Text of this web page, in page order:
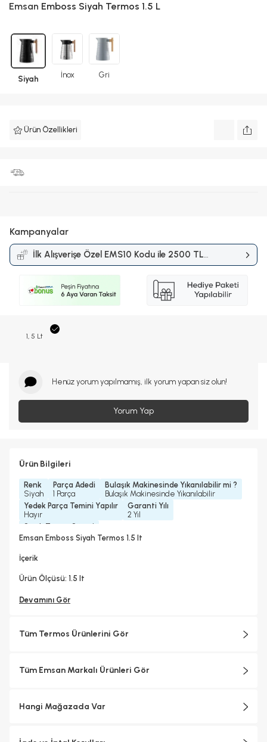
Emsan Emboss Siyah Termos 1.5 L
Siyah İnox Gri
Ürün Özellikleri
Kampanyalar
İlk Alışverişe Özel EMS10 Kodu ile 2500 TL
ve Üzerine %10 İndirimKampanyası
1, 5 Lt
Henüz yorum yapılmamış, ilk yorum yapan siz olun!
Yorum Yap
Ürün Bilgileri
Renk
Siyah
Parça Adedi
1 Parça
Bulaşık Makinesinde Yıkanılabilir mi ?
Bulaşık Makinesinde Yıkanılabilir
Yedek Parça Temini Yapılır
Hayır
Garanti Yılı
2 Yıl
Sıcak Tutma Süresi
12 Saat
Emsan Emboss Siyah Termos 1.5 lt
İçerik
Ürün Ölçüsü: 1.5 lt
Devamını Gör
Tüm Termos Ürünlerini Gör
Tüm Emsan Markalı Ürünleri Gör
Hangi Mağazada Var